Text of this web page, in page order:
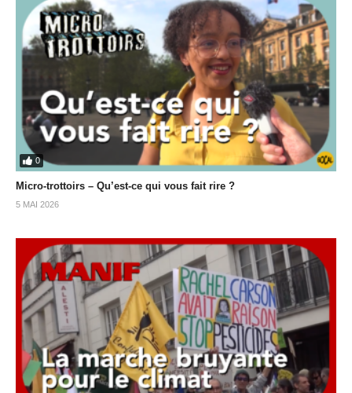
0
Micro-trottoirs – Qu’est-ce qui vous fait rire ?
5 MAI 2026